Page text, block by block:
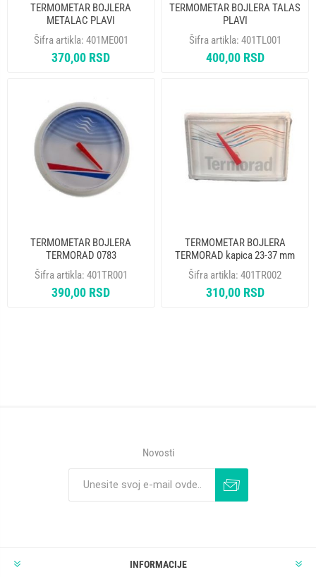
TERMOMETAR BOJLERA
METALAC PLAVI
Šifra artikla: 401ME001
370,00 RSD
TERMOMETAR BOJLERA TALAS
PLAVI
Šifra artikla: 401TL001
400,00 RSD
TERMOMETAR BOJLERA
TERMORAD 0783
Šifra artikla: 401TR001
390,00 RSD
TERMOMETAR BOJLERA
TERMORAD kapica 23-37 mm
1979
Šifra artikla:401TR002
310,00 RSD
Novosti
INFORMACIJE